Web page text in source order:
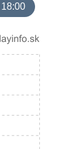
18:00